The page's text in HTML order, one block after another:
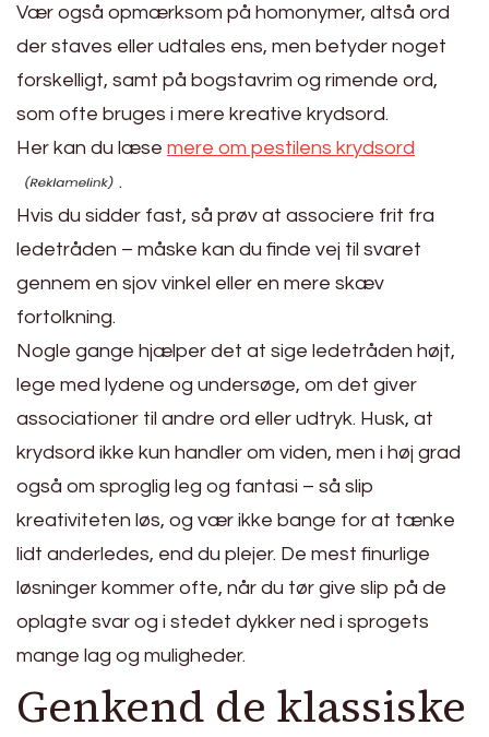
Vær også opmærksom på homonymer, altså ord
der staves eller udtales ens, men betyder noget
forskelligt, samt på bogstavrim og rimende ord,
som ofte bruges i mere kreative krydsord.
Her kan du læse mere om pestilens krydsord
.
Hvis du sidder fast, så prøv at associere frit fra
ledetråden – måske kan du finde vej til svaret
gennem en sjov vinkel eller en mere skæv
fortolkning.
Nogle gange hjælper det at sige ledetråden højt,
lege med lydene og undersøge, om det giver
associationer til andre ord eller udtryk. Husk, at
krydsord ikke kun handler om viden, men i høj grad
også om sproglig leg og fantasi – så slip
kreativiteten løs, og vær ikke bange for at tænke
lidt anderledes, end du plejer. De mest finurlige
løsninger kommer ofte, når du tør give slip på de
oplagte svar og i stedet dykker ned i sprogets
mange lag og muligheder.
Genkend de klassiske